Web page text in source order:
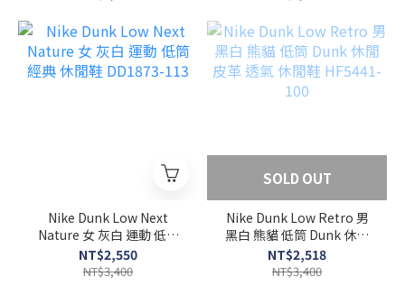
Nike Dunk Low Next
Nature 女 灰白 運動 低筒
經典 休閒鞋 DD1873-113
NT$2,550
NT$3,400
SOLD OUT
Nike Dunk Low Retro 男
黑白 熊貓 低筒 Dunk 休閒
皮革 透氣 休閒鞋 HF5441-
100
NT$2,518
NT$3,400